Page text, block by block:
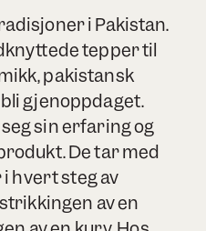
i Pakistan.
tepper til
pakistansk
gjenoppdaget.
sin erfaring og
De tar med
hvert steg av
av en